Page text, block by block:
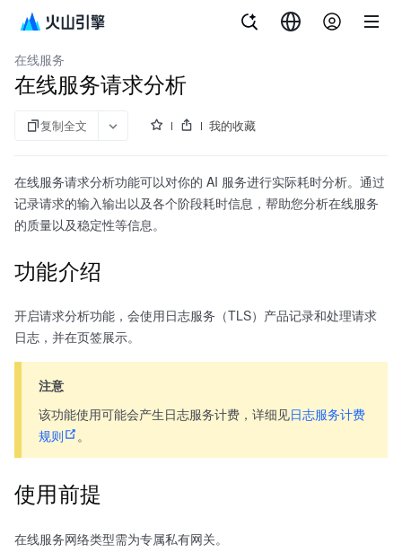
机器学习平台
在线服务
在线服务请求分析
复制全文 我的收藏
在线服务请求分析功能可以对你的 AI 服务进行实际耗时分析。通过
记录请求的输入输出以及各个阶段耗时信息，帮助您分析在线服务
的质量以及稳定性等信息。
功能介绍
开启请求分析功能，会使用日志服务（TLS）产品记录和处理请求
日志，并在页签展示。
注意
该功能使用可能会产生日志服务计费，详细见日志服务计费
规则
。
使用前提
在线服务网络类型需为专属私有网关。